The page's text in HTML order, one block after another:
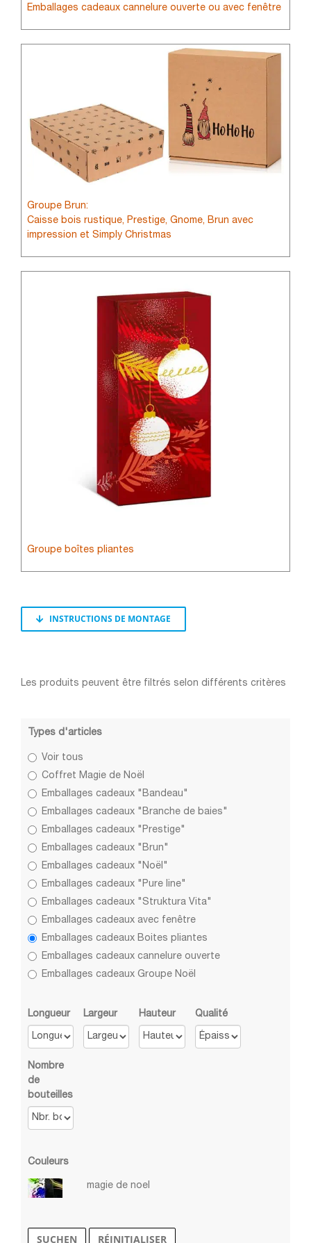
Emballages cadeaux cannelure ouverte ou avec fenêtre
Groupe Brun:
Caisse bois rustique, Prestige, Gnome, Brun avec
impression et Simply Christmas
Groupe boîtes pliantes
INSTRUCTIONS DE MONTAGE
Les produits peuvent être filtrés selon différents critères
Types d'articles
Voir tous
Coffret Magie de Noël
Emballages cadeaux "Bandeau"
Emballages cadeaux "Branche de baies"
Emballages cadeaux "Prestige"
Emballages cadeaux "Brun"
Emballages cadeaux "Noël"
Emballages cadeaux "Pure line"
Emballages cadeaux "Struktura Vita"
Emballages cadeaux avec fenêtre
Emballages cadeaux Boites pliantes
Emballages cadeaux cannelure ouverte
Emballages cadeaux Groupe Noël
Longueur Largeur Hauteur Qualité
Nombre
de
bouteilles
Couleurs
magie de noel
SUCHEN RÉINITIALISER